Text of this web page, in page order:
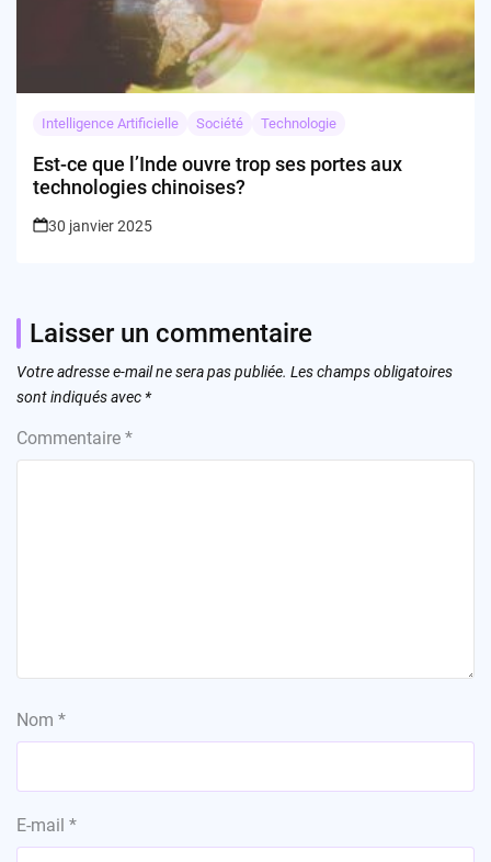
Intelligence Artificielle Société Technologie
Est-ce que l’Inde ouvre trop ses portes aux
technologies chinoises?
30 janvier 2025
Laisser un commentaire
Votre adresse e-mail ne sera pas publiée. Les champs obligatoires
sont indiqués avec *
Commentaire *
Nom *
E-mail *